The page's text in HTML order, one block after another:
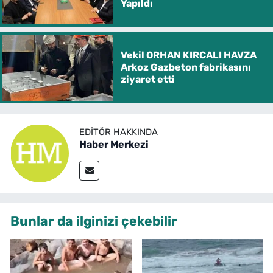
Yapıldı
Vekil ORHAN KIRCALI HAVZA
Arkoz Gazbeton fabrikasını
ziyaret etti
EDITÖR HAKKINDA
Haber Merkezi
Bunlar da ilginizi çekebilir